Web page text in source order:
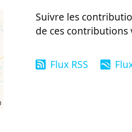
Suivre les
de ces
Flux RSS